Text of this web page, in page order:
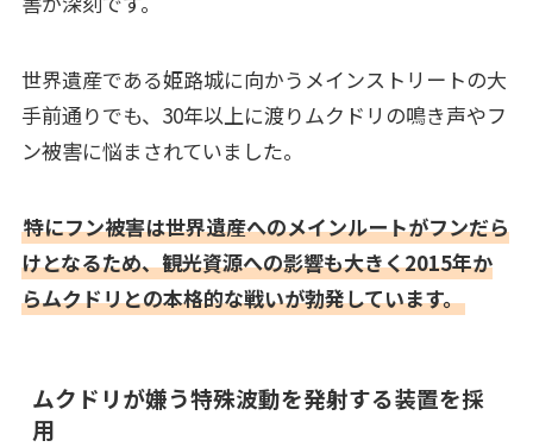
世界遺産である姫路城に向かうメインストリートの大
手前通りでも、30年以上に渡りムクドリの鳴き声やフ
ン被害に悩まされていました。
特にフン被害は世界遺産へのメインルートがフンだら
けとなるため、観光資源への影響も大きく2015年か
らムクドリとの本格的な戦いが勃発しています。
ムクドリが嫌う特殊波動を発射する装置を採
用